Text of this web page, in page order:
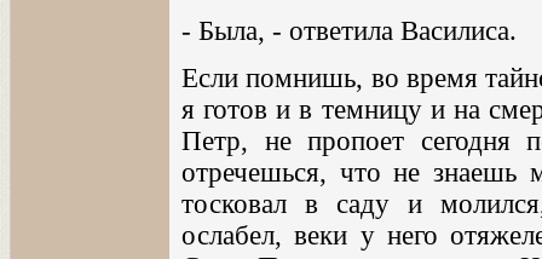
- Была, - ответила Василиса.
Если помнишь, во время
я готов и в темницу и на
Петр, не пропоет сегодня
отречешься, что не знаешь
тосковал в саду и
ослабел, веки у него